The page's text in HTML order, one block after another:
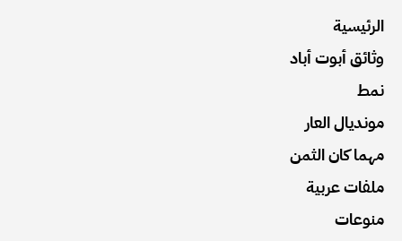
الرئيسية
وثائق أبوت أباد
نمط
مونديال العار
مهما كان الثمن
ملفات عربية
منوعات